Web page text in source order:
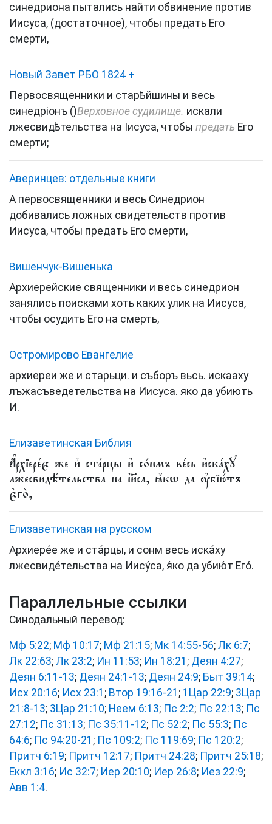
синедриона пытались найти обвинение против
Иисуса, (достаточное), чтобы предать Его
смерти,
Новый Завет РБО 1824 +
Первосвященники и старѣйшины и весь
синедріонъ ()Верховное судилище. искали
лжесвидѣтельства на Іисуса, чтобы предать Его
смерти;
Аверинцев: отдельные книги
А первосвященники и весь Синедрион
добивались ложных свидетельств против
Иисуса, чтобы предать Его смерти,
Вишенчук-Вишенька
Архиерейские священники и весь синедрион
занялись поисками хоть каких улик на Иисуса,
чтобы осудить Его на смерть,
Остромирово Евангелие
архиереи же и старьци. и съборъ вьсь. искааху
лъжасъведетельства на Иисуса. яко да убиють
И.
Елизаветинская Библия
А҆рхїере́є же и҆ ста́рцы и҆ со́нмъ ве́сь и҆ска́хꙋ
лжесвидѣ́тельства на і҆и҃са, ꙗ҆́кѡ да ᲂу҆бїю́тъ
є҆го̀,
Елизаветинская на русском
Архиере́е же и ста́рцы, и сонм весь иска́ху
лжесвиде́тельства на Иису́са, я́ко да убию́т Его́.
Параллельные ссылки
Синодальный перевод:
Мф 5:22; Мф 10:17; Мф 21:15; Мк 14:55-56; Лк 6:7;
Лк 22:63; Лк 23:2; Ин 11:53; Ин 18:21 ; Деян 4:27;
Деян 6:11-13; Деян 24:1-13; Деян 24:9; Быт 39:14;
Исх 20:16; Исх 23:1 ; Втор 19:16-21 ; 1Цар 22:9; 3Цар
21:8-13; 3Цар 21:10; Неем 6:13; Пс 2:2; Пс 22:13; Пс
27:12; Пс 31:13; Пс 35:11-12; Пс 52:2; Пс 55:3; Пс
64:6; Пс 94:20-21 ; Пс 109:2; Пс 119:69; Пс 120:2;
Притч 6:19; Притч 12:17; Притч 24:28; Притч 25:18;
Еккл 3:16; Ис 32:7; Иер 20:10; Иер 26:8; Иез 22:9;
Авв 1:4.